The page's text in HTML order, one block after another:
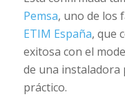
Pemsa, uno de los
ETIM España, que
exitosa con el
de una instaladora
práctico.